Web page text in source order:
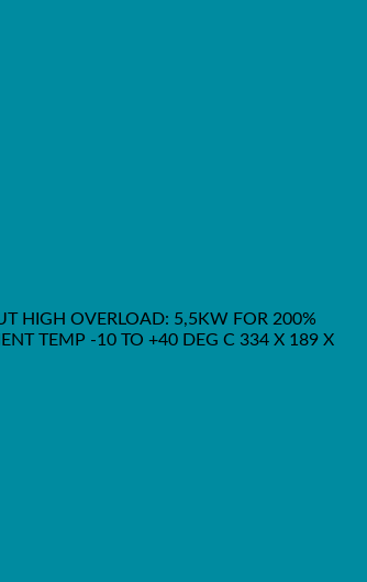
HIGH OVERLOAD: 5,5KW FOR 200%
TEMP -10 TO +40 DEG C 334 X 189 X